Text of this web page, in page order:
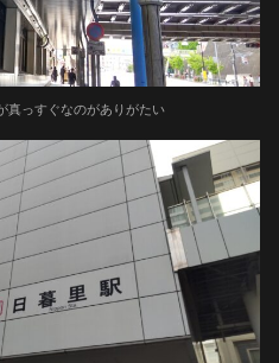
真っすぐなのがありがたい